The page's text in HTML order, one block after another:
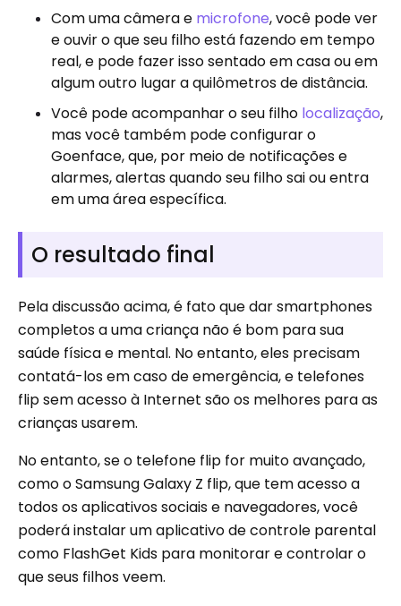
Com uma câmera e microfone, você pode ver
e ouvir o que seu filho está fazendo em tempo
real, e pode fazer isso sentado em casa ou em
algum outro lugar a quilômetros de distância.
Você pode acompanhar o seu filho localização,
mas você também pode configurar o
Goenface, que, por meio de notificações e
alarmes, alertas quando seu filho sai ou entra
em uma área específica.
O resultado final
Pela discussão acima, é fato que dar smartphones
completos a uma criança não é bom para sua
saúde física e mental. No entanto, eles precisam
contatá-los em caso de emergência, e telefones
flip sem acesso à Internet são os melhores para as
crianças usarem.
No entanto, se o telefone flip for muito avançado,
como o Samsung Galaxy Z flip, que tem acesso a
todos os aplicativos sociais e navegadores, você
poderá instalar um aplicativo de controle parental
como FlashGet Kids para monitorar e controlar o
que seus filhos veem.